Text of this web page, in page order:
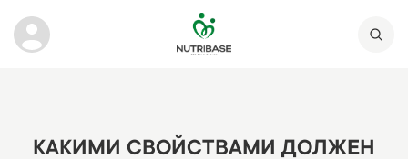
КАКИМИ СВОЙСТВАМИ ДОЛЖЕН